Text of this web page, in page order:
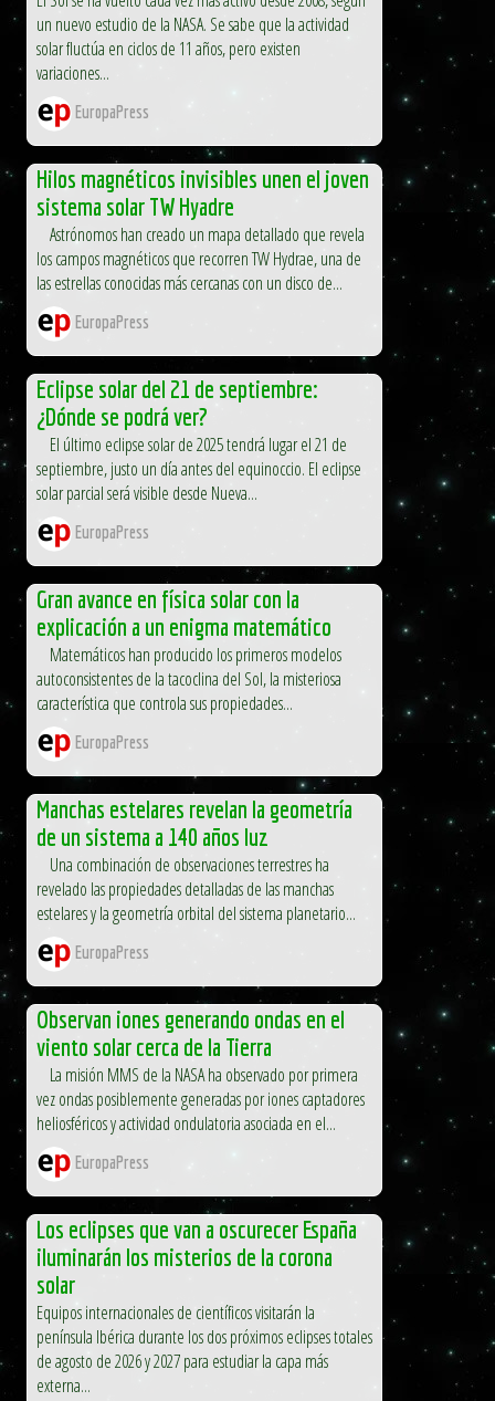
un nuevo estudio de la NASA. Se sabe que la actividad
solar fluctúa en ciclos de 11 años, pero existen
variaciones...
EuropaPress
Hilos magnéticos invisibles unen el joven
sistema solar TW Hyadre
Astrónomos han creado un mapa detallado que revela
los campos magnéticos que recorren TW Hydrae, una de
las estrellas conocidas más cercanas con un disco de...
EuropaPress
Eclipse solar del 21 de septiembre:
¿Dónde se podrá ver?
El último eclipse solar de 2025 tendrá lugar el 21 de
septiembre, justo un día antes del equinoccio. El eclipse
solar parcial será visible desde Nueva...
EuropaPress
Gran avance en física solar con la
explicación a un enigma matemático
Matemáticos han producido los primeros modelos
autoconsistentes de la tacoclina del Sol, la misteriosa
característica que controla sus propiedades...
EuropaPress
Manchas estelares revelan la geometría
de un sistema a 140 años luz
Una combinación de observaciones terrestres ha
revelado las propiedades detalladas de las manchas
estelares y la geometría orbital del sistema planetario...
EuropaPress
Observan iones generando ondas en el
viento solar cerca de la Tierra
La misión MMS de la NASA ha observado por primera
vez ondas posiblemente generadas por iones captadores
heliosféricos y actividad ondulatoria asociada en el...
EuropaPress
Los eclipses que van a oscurecer España
iluminarán los misterios de la corona
solar
Equipos internacionales de científicos visitarán la
península Ibérica durante los dos próximos eclipses totales
de agosto de 2026 y 2027 para estudiar la capa más
externa...